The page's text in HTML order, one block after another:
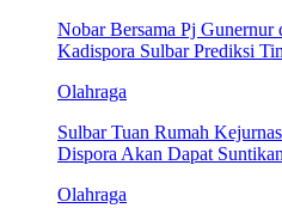
Nobar Bersama Pj
Kadispora Sulbar Prediksi
Olahraga
Sulbar Tuan Rumah
Dispora Akan Dapat
Olahraga